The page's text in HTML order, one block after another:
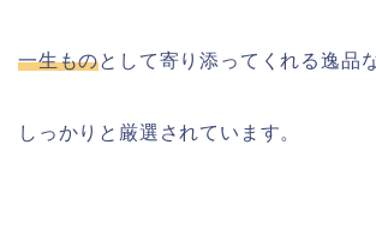
一生ものとして寄り添ってくれる逸品
しっかりと厳選されています。